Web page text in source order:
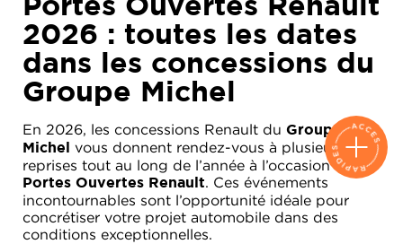
Portes Ouvertes Renault
2026 : toutes les dates
dans les concessions du
Groupe Michel
En 2026, les concessions Renault du Groupe
Michel
vous donnent rendez-vous à plusieurs
reprises tout au long de l’année à l’occasion des
Portes Ouvertes Renault. Ces événements
incontournables sont l’opportunité idéale pour
concrétiser votre projet automobile dans des
conditions exceptionnelles.